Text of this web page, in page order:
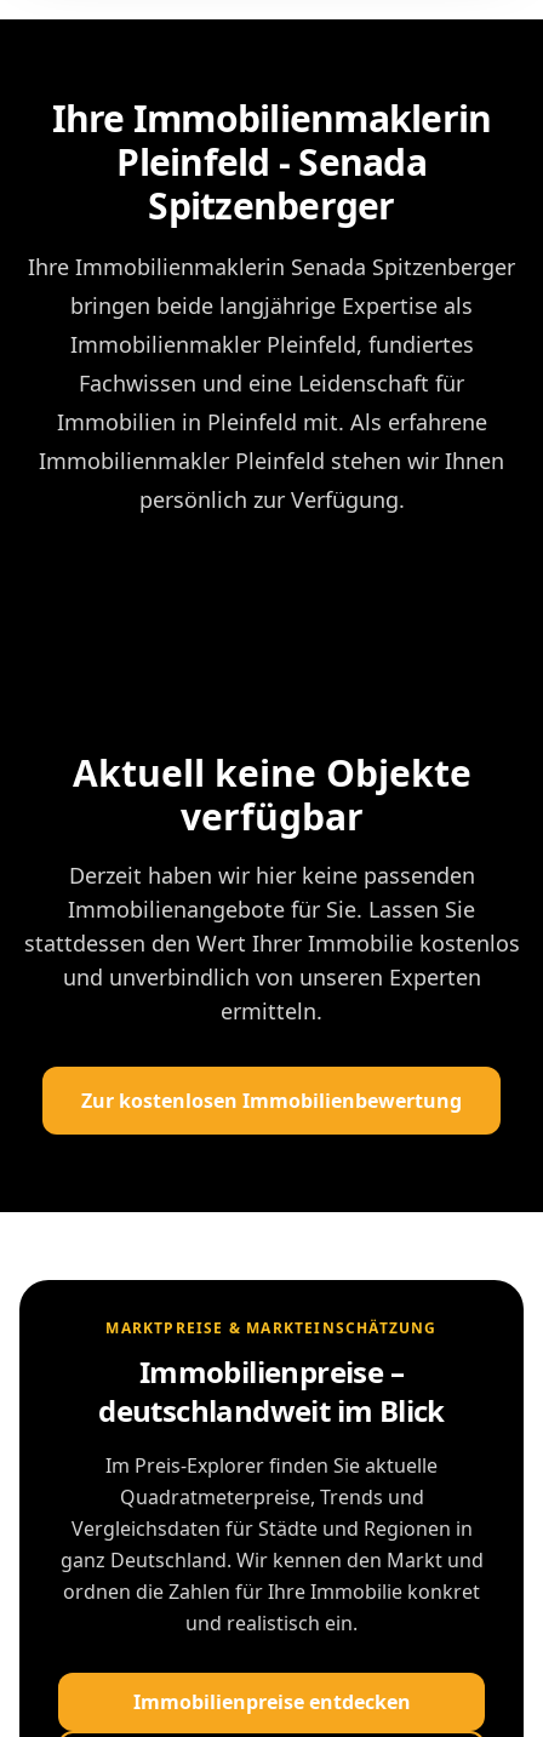
Ihre Immobilienmaklerin
Pleinfeld - Senada
Spitzenberger
Ihre Immobilienmaklerin Senada Spitzenberger
bringen beide langjährige Expertise als
Immobilienmakler Pleinfeld, fundiertes
Fachwissen und eine Leidenschaft für
Immobilien in Pleinfeld mit. Als erfahrene
Immobilienmakler Pleinfeld stehen wir Ihnen
persönlich zur Verfügung.
Aktuell keine Objekte
verfügbar
Derzeit haben wir hier keine passenden
Immobilienangebote für Sie. Lassen Sie
stattdessen den Wert Ihrer Immobilie kostenlos
und unverbindlich von unseren Experten
ermitteln.
Zur kostenlosen Immobilienbewertung
MARKTPREISE & MARKTEINSCHÄTZUNG
Immobilienpreise –
deutschlandweit im Blick
Im Preis-Explorer finden Sie aktuelle
Quadratmeterpreise, Trends und
Vergleichsdaten für Städte und Regionen in
ganz Deutschland. Wir kennen den Markt und
ordnen die Zahlen für Ihre Immobilie konkret
und realistisch ein.
Immobilienpreise entdecken